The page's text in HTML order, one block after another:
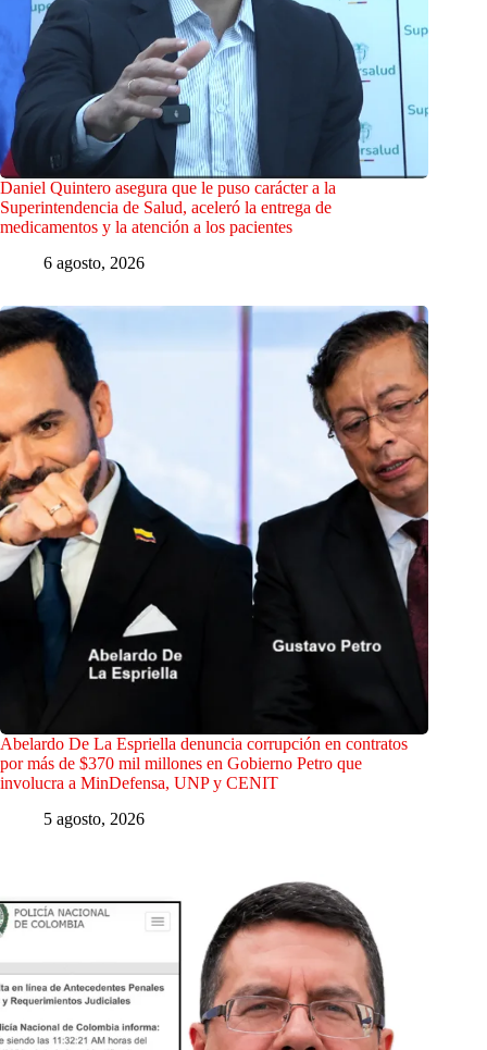
Daniel Quintero asegura que le puso carácter a la
Superintendencia de Salud, aceleró la entrega de
medicamentos y la atención a los pacientes
6 agosto, 2026
Abelardo De La Espriella denuncia corrupción en contratos
por más de $370 mil millones en Gobierno Petro que
involucra a MinDefensa, UNP y CENIT
5 agosto, 2026